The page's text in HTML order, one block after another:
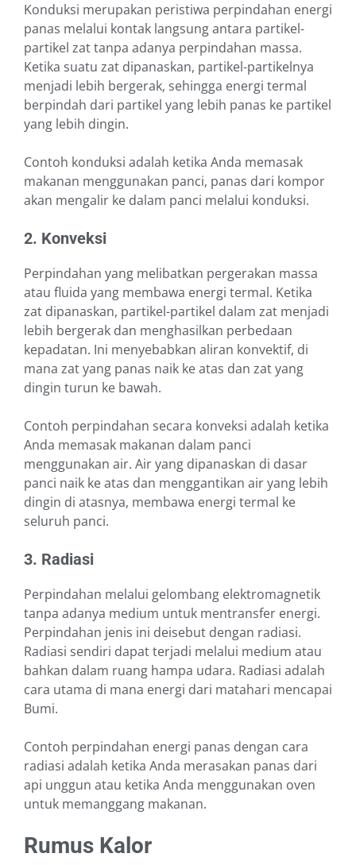
Konduksi merupakan peristiwa perpindahan energi
panas melalui kontak langsung antara partikel-
partikel zat tanpa adanya perpindahan massa.
Ketika suatu zat dipanaskan, partikel-partikelnya
menjadi lebih bergerak, sehingga energi termal
berpindah dari partikel yang lebih panas ke partikel
yang lebih dingin.
Contoh konduksi adalah ketika Anda memasak
makanan menggunakan panci, panas dari kompor
akan mengalir ke dalam panci melalui konduksi.
2. Konveksi
Perpindahan yang melibatkan pergerakan massa
atau fluida yang membawa energi termal. Ketika
zat dipanaskan, partikel-partikel dalam zat menjadi
lebih bergerak dan menghasilkan perbedaan
kepadatan. Ini menyebabkan aliran konvektif, di
mana zat yang panas naik ke atas dan zat yang
dingin turun ke bawah.
Contoh perpindahan secara konveksi adalah ketika
Anda memasak makanan dalam panci
menggunakan air. Air yang dipanaskan di dasar
panci naik ke atas dan menggantikan air yang lebih
dingin di atasnya, membawa energi termal ke
seluruh panci.
3. Radiasi
Perpindahan melalui gelombang elektromagnetik
tanpa adanya medium untuk mentransfer energi.
Perpindahan jenis ini deisebut dengan radiasi.
Radiasi sendiri dapat terjadi melalui medium atau
bahkan dalam ruang hampa udara. Radiasi adalah
cara utama di mana energi dari matahari mencapai
Bumi.
Contoh perpindahan energi panas dengan cara
radiasi adalah ketika Anda merasakan panas dari
api unggun atau ketika Anda menggunakan oven
untuk memanggang makanan.
Rumus Kalor